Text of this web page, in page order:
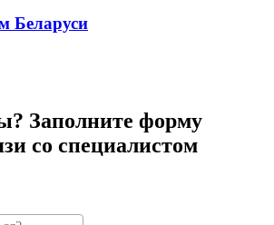
Беларуси
Заполните форму
со специалистом